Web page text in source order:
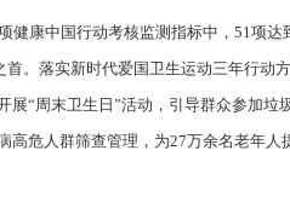
健康中国行动考核监测指标中，51项
首。落实新时代爱国卫生运动三年行
展“周末卫生日”活动，引导群众参加
高危人群筛查管理，为27万余名老年